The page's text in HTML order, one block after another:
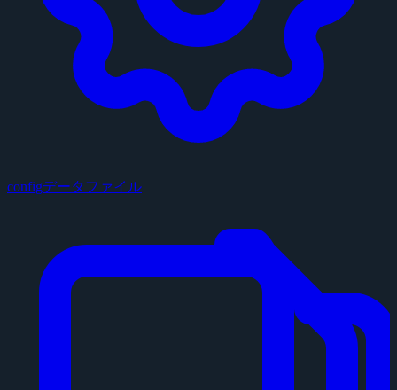
configデータファイル